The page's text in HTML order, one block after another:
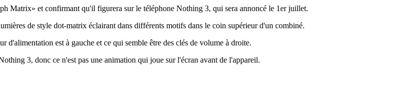
Matrix» et confirmant qu'il figurera sur le téléphone Nothing 3, qui sera annoncé le 1er juillet.
de style dot-matrix éclairant dans différents motifs dans le coin supérieur d'un combiné.
est à gauche et ce qui semble être des clés de volume à droite.
3, donc ce n'est pas une animation qui joue sur l'écran avant de l'appareil.